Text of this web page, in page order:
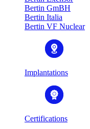
Bertin GmBH
Bertin Italia
Bertin VF Nuclear
Implantations
Certifications